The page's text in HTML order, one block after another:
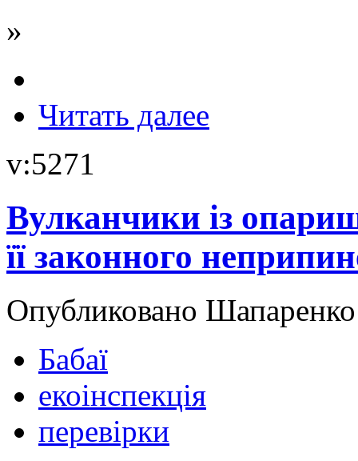
»
Читать далее
v:5271
Вулканчики із
її законного
Опубликовано
Бабаї
екоінспекція
перевірки